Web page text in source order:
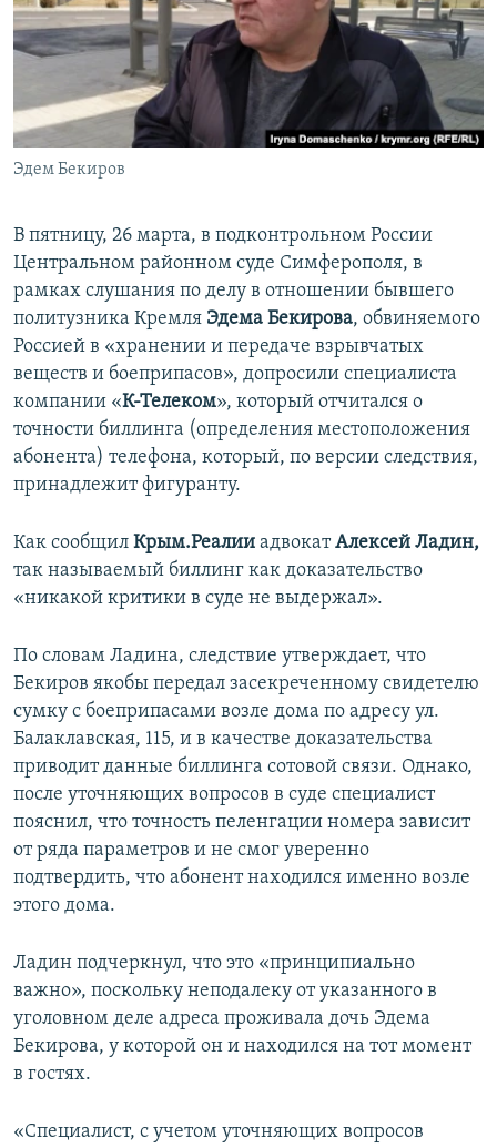
ПОБЕДИТЕЛЕЙ НЕ СУДЯТ?
КРЫМ.НЕПОКОРЕННЫЙ
ELIFBE
УКРАИНСКАЯ ПРОБЛЕМА КРЫМА
ПРИСОЕДИНЯЙТЕСЬ!
Все сайты RFE/RL
Эдем Бекиров
В пятницу, 26 марта, в подконтрольном России
Центральном районном суде Симферополя, в
рамках слушания по делу в отношении бывшего
политузника Кремля Эдема Бекирова, обвиняемого
Россией в «хранении и передаче взрывчатых
веществ и боеприпасов», допросили специалиста
компании «К-Телеком», который отчитался о
точности биллинга (определения местоположения
абонента) телефона, который, по версии следствия,
принадлежит фигуранту.
Как сообщил Крым.Реалии адвокатАлексей Ладин,
так называемый биллинг как доказательство
«никакой критики в суде не выдержал».
По словам Ладина, следствие утверждает, что
Бекиров якобы передал засекреченному свидетелю
сумку с боеприпасами возле дома по адресу ул.
Балаклавская, 115, и в качестве доказательства
приводит данные биллинга сотовой связи. Однако,
после уточняющих вопросов в суде специалист
пояснил, что точность пеленгации номера зависит
от ряда параметров и не смог уверенно
подтвердить, что абонент находился именно возле
этого дома.
Ладин подчеркнул, что это «принципиально
важно», поскольку неподалеку от указанного в
уголовном деле адреса проживала дочь Эдема
Бекирова, у которой он и находился на тот момент
в гостях.
«Специалист, с учетом уточняющих вопросов